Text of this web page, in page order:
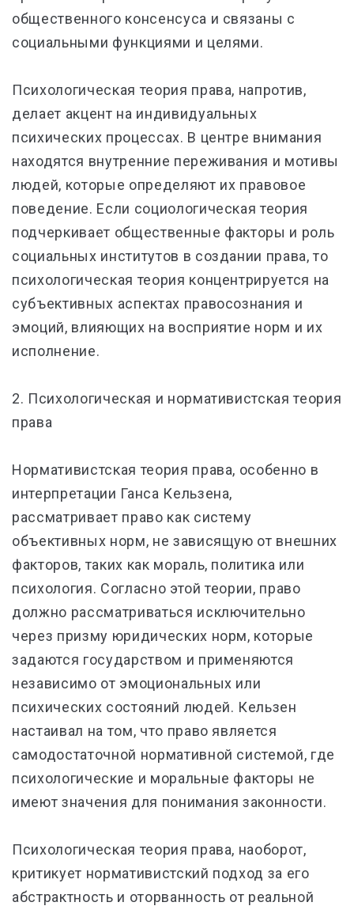
общественного консенсуса и связаны с
социальными функциями и целями.
Психологическая теория права, напротив,
делает акцент на индивидуальных
психических процессах. В центре внимания
находятся внутренние переживания и мотивы
людей, которые определяют их правовое
поведение. Если социологическая теория
подчеркивает общественные факторы и роль
социальных институтов в создании права, то
психологическая теория концентрируется на
субъективных аспектах правосознания и
эмоций, влияющих на восприятие норм и их
исполнение.
2. Психологическая и нормативистская теория
права
Нормативистская теория права, особенно в
интерпретации Ганса Кельзена,
рассматривает право как систему
объективных норм, не зависящую от внешних
факторов, таких как мораль, политика или
психология. Согласно этой теории, право
должно рассматриваться исключительно
через призму юридических норм, которые
задаются государством и применяются
независимо от эмоциональных или
психических состояний людей. Кельзен
настаивал на том, что право является
самодостаточной нормативной системой, где
психологические и моральные факторы не
имеют значения для понимания законности.
Психологическая теория права, наоборот,
критикует нормативистский подход за его
абстрактность и оторванность от реальной